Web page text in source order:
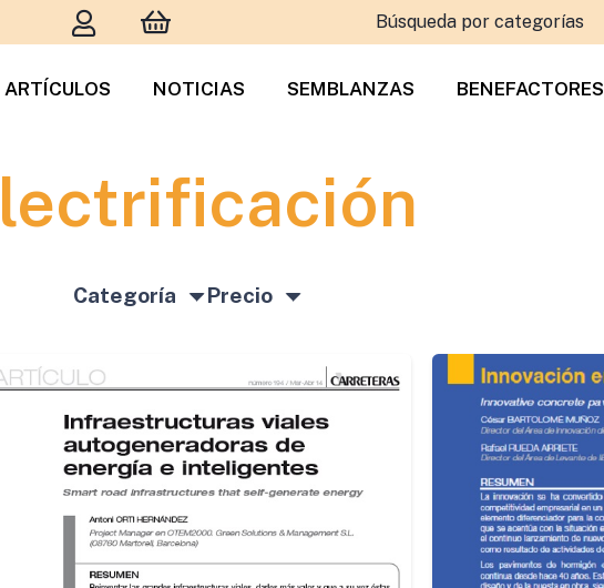
Búsqueda por categorías
ARTÍCULOS NOTICIAS SEMBLANZAS BENEFACTORES
Categoría Precio